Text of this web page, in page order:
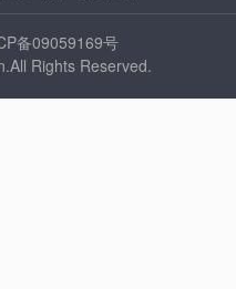
备09059169号
Rights Reserved.